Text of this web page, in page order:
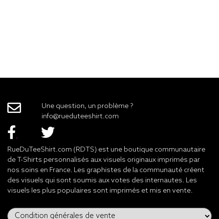
Une question, un problème ?
info@rueduteeshirt.com
RueDuTeeShirt.com (RDTS) est une boutique communautaire
de T-Shirts personnalisés aux visuels originaux imprimés par
nos soins en France. Les graphistes de la communauté créent
des visuels qui sont soumis aux votes des internautes. Les
visuels les plus populaires sont imprimés et mis en vente.